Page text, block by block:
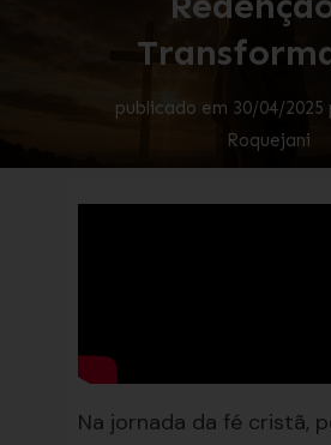
publicado em 30/04/2025
Roquejani
Na jornada da fé cristã,